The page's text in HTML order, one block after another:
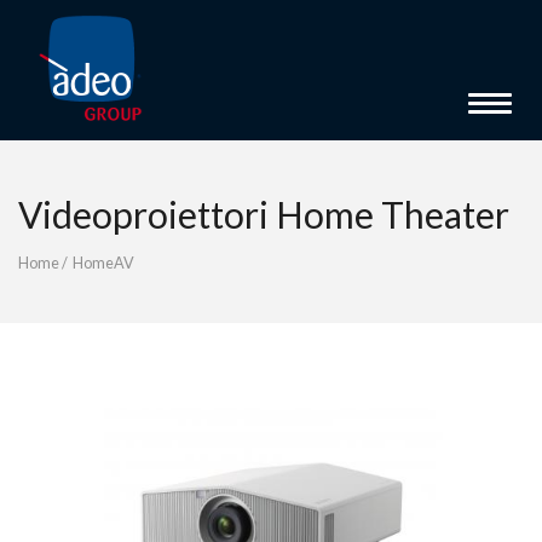
Toggle
Videoproiettori Home Theater
Home/ HomeAV